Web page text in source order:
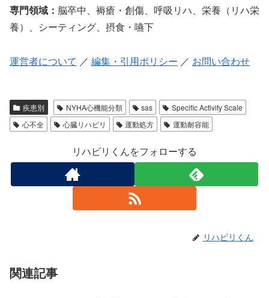
専門領域： 脳卒中、褥瘡・創傷、呼吸リハ、栄養（リハ栄
養）、シーティング、摂食・嚥下
運営者について ／ 編集・引用ポリシー ／ お問い合わせ
疾患別 NYHA心機能分類 sas
Specific Activity Scale
心不全
心臓リハビリ 運動処方 運動耐容能
リハビリくんをフォローする
リハビリくん
関連記事